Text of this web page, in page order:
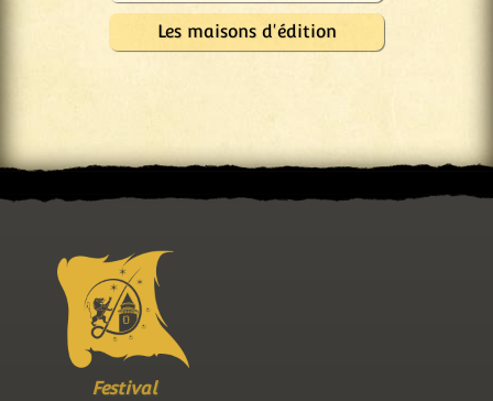
Les maisons d'édition
Festival